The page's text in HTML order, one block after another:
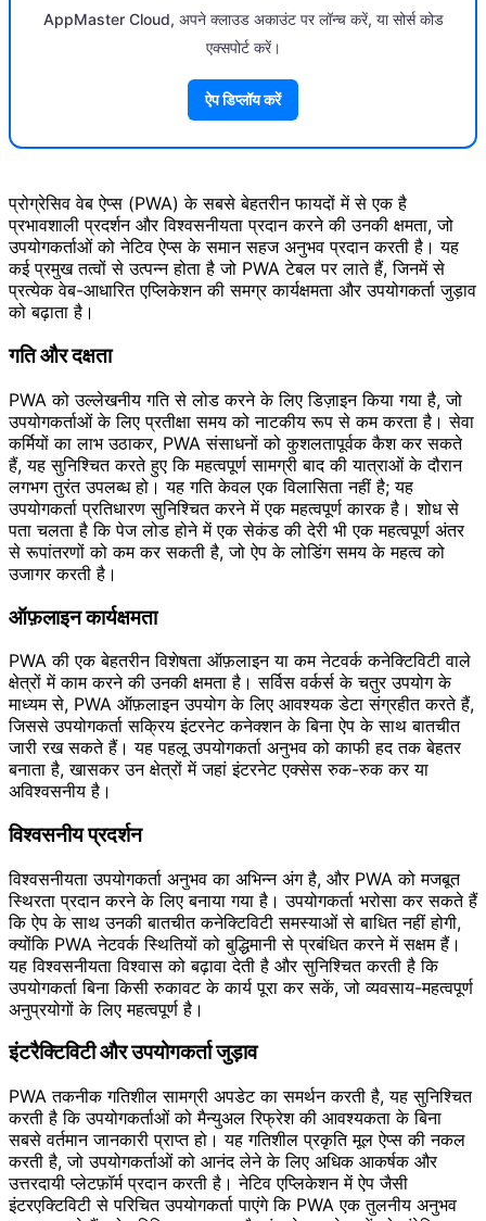
AppMaster Cloud, अपने क्लाउड अकाउंट पर लॉन्च करें, या सोर्स कोड
एक्सपोर्ट करें।
ऐप डिप्लॉय करें
प्रोग्रेसिव वेब ऐप्स (PWA) के सबसे बेहतरीन फायदों में से एक है
प्रभावशाली प्रदर्शन और विश्वसनीयता प्रदान करने की उनकी क्षमता, जो
उपयोगकर्ताओं को नेटिव ऐप्स के समान सहज अनुभव प्रदान करती है। यह
कई प्रमुख तत्वों से उत्पन्न होता है जो PWA टेबल पर लाते हैं, जिनमें से
प्रत्येक वेब-आधारित एप्लिकेशन की समग्र कार्यक्षमता और उपयोगकर्ता जुड़ाव
को बढ़ाता है।
गति और दक्षता
PWA को उल्लेखनीय गति से लोड करने के लिए डिज़ाइन किया गया है, जो
उपयोगकर्ताओं के लिए प्रतीक्षा समय को नाटकीय रूप से कम करता है। सेवा
कर्मियों का लाभ उठाकर, PWA संसाधनों को कुशलतापूर्वक कैश कर सकते
हैं, यह सुनिश्चित करते हुए कि महत्वपूर्ण सामग्री बाद की यात्राओं के दौरान
लगभग तुरंत उपलब्ध हो। यह गति केवल एक विलासिता नहीं है; यह
उपयोगकर्ता प्रतिधारण सुनिश्चित करने में एक महत्वपूर्ण कारक है। शोध से
पता चलता है कि पेज लोड होने में एक सेकंड की देरी भी एक महत्वपूर्ण अंतर
से रूपांतरणों को कम कर सकती है, जो ऐप के लोडिंग समय के महत्व को
उजागर करती है।
ऑफ़लाइन कार्यक्षमता
PWA की एक बेहतरीन विशेषता ऑफ़लाइन या कम नेटवर्क कनेक्टिविटी वाले
क्षेत्रों में काम करने की उनकी क्षमता है। सर्विस वर्कर्स के चतुर उपयोग के
माध्यम से, PWA ऑफ़लाइन उपयोग के लिए आवश्यक डेटा संग्रहीत करते हैं,
जिससे उपयोगकर्ता सक्रिय इंटरनेट कनेक्शन के बिना ऐप के साथ बातचीत
जारी रख सकते हैं। यह पहलू उपयोगकर्ता अनुभव को काफी हद तक बेहतर
बनाता है, खासकर उन क्षेत्रों में जहां इंटरनेट एक्सेस रुक-रुक कर या
अविश्वसनीय है।
विश्वसनीय प्रदर्शन
विश्वसनीयता उपयोगकर्ता अनुभव का अभिन्न अंग है, और PWA को मजबूत
स्थिरता प्रदान करने के लिए बनाया गया है। उपयोगकर्ता भरोसा कर सकते हैं
कि ऐप के साथ उनकी बातचीत कनेक्टिविटी समस्याओं से बाधित नहीं होगी,
क्योंकि PWA नेटवर्क स्थितियों को बुद्धिमानी से प्रबंधित करने में सक्षम हैं।
यह विश्वसनीयता विश्वास को बढ़ावा देती है और सुनिश्चित करती है कि
उपयोगकर्ता बिना किसी रुकावट के कार्य पूरा कर सकें, जो व्यवसाय-महत्वपूर्ण
अनुप्रयोगों के लिए महत्वपूर्ण है।
इंटरैक्टिविटी और उपयोगकर्ता जुड़ाव
PWA तकनीक गतिशील सामग्री अपडेट का समर्थन करती है, यह सुनिश्चित
करती है कि उपयोगकर्ताओं को मैन्युअल रिफ्रेश की आवश्यकता के बिना
सबसे वर्तमान जानकारी प्राप्त हो। यह गतिशील प्रकृति मूल ऐप्स की नकल
करती है, जो उपयोगकर्ताओं को आनंद लेने के लिए अधिक आकर्षक और
उत्तरदायी प्लेटफ़ॉर्म प्रदान करती है। नेटिव एप्लिकेशन में ऐप जैसी
इंटरएक्टिविटी से परिचित उपयोगकर्ता पाएंगे कि PWA एक तुलनीय अनुभव